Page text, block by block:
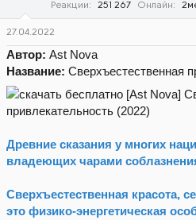
л
а
Реакции
251 267 Онлайн
27.04.2022
Автор: Ast Nova
Название: Сверхъестественная
Древние сказания у многих
владеющих чарами
Сверхъестественная красота,
это физико-энергетическая